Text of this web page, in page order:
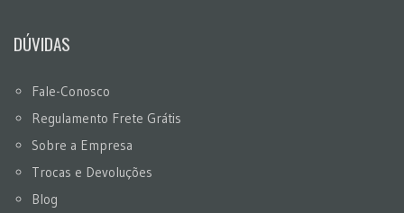
DÚVIDAS
Fale-Conosco
Regulamento Frete Grátis
Sobre a Empresa
Trocas e Devoluções
Blog